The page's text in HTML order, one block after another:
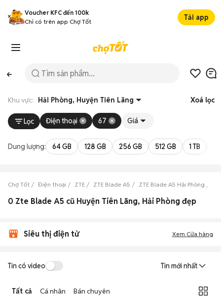
Voucher KFC đến 100k
Chỉ có trên app Chợ Tốt
Tải app
Khu vực: Hải Phòng, Huyện Tiên Lãng Xoá lọc
Lọc Điện thoại 67 Giá
Dung lượng: 64 GB 128 GB 256 GB 512 GB 1 TB
Chợ Tốt Điện thoại ZTE ZTE Blade A5 ZTE Blade A5 Hải Phòng
0 Zte Blade A5 cũ Huyện Tiên Lãng, Hải Phòng đẹp
Siêu thị điện tử Xem Cửa hàng
Tin có video Tin mới nhất
Tất cả Cá nhân Bán chuyên